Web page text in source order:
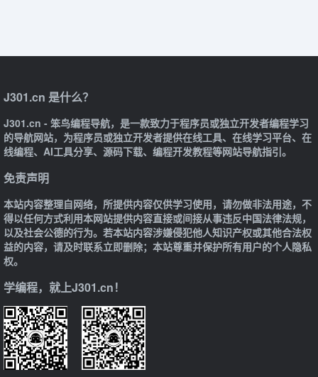
J301.cn 是什么？
J301.cn - 笨鸟编程导航，是一款致力于程序员或独立开发者编程学习
的导航网站，为程序员或独立开发者提供在线工具、在线学习平台、在
线编程、AI工具分享、源码下载、编程开发教程等网站导航指引。
免责声明
本站内容整理自网络，所提供内容仅供学习使用，请勿做非法用途，不
得以任何方式利用本网站提供内容直接或间接从事违反中国法律法规，
以及社会公德的行为。若本站内容涉嫌侵犯他人知识产权或其他合法权
益的内容，请及时联系立即删除；本站尊重并保护所有用户的个人隐私
权。
学编程，就上J301.cn！